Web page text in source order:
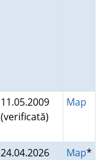
11.05.2009
(verificată)
Map
24.04.2026
Map*